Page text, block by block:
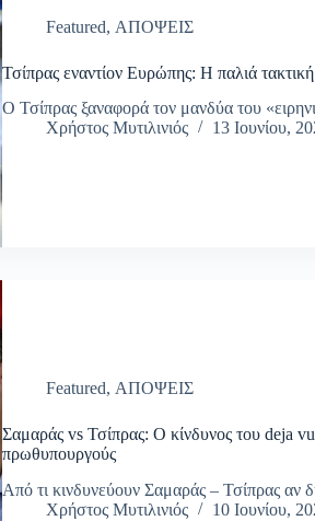
Featured, ΑΠΟΨΕΙΣ
Τσίπρας εναντίον Ευρώπης: Η παλιά
Ο Τσίπρας ξαναφορά τον μανδύα του
Χρήστος Μυτιλινιός
13 Ιουνίου,
Featured, ΑΠΟΨΕΙΣ
Σαμαράς vs Τσίπρας: Ο κίνδυνος του deja
πρωθυπουργούς
Από τι κινδυνεύουν Σαμαράς – Τσίπρας αν
Χρήστος Μυτιλινιός
10 Ιουνίου,